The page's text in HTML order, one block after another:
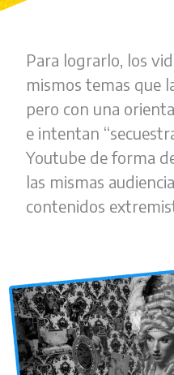
Para lograrlo, los
mismos temas que
pero con una
e intentan
Youtube de forma
las mismas
contenidos